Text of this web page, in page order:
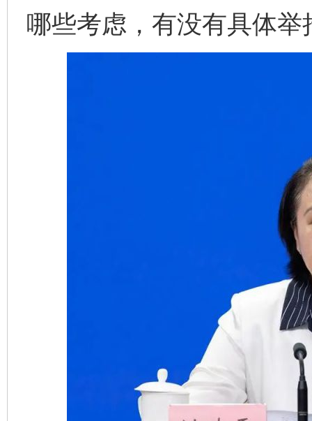
哪些考虑，有没有具体举